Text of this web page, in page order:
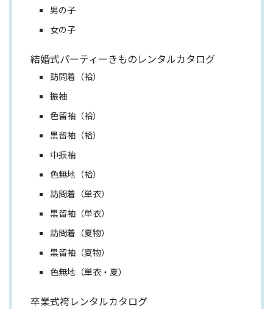
男の子
女の子
結婚式パーティーきものレンタルカタログ
訪問着（袷）
振袖
色留袖（袷）
黒留袖（袷）
中振袖
色無地（袷）
訪問着（単衣）
黒留袖（単衣）
訪問着（夏物）
黒留袖（夏物）
色無地（単衣・夏）
卒業式袴レンタルカタログ